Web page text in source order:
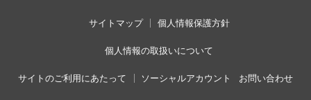
サイトマップ 個人情報保護方針
個人情報の取扱いについて
サイトのご利用にあたって ソーシャルアカウント お問い合わせ